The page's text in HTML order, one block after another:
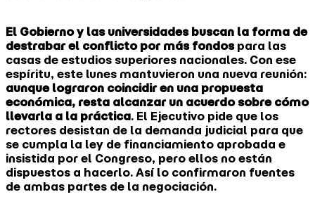
El Gobierno y las universidades buscan la forma de
destrabar el conflicto por más fondos para las
casas de estudios superiores nacionales. Con ese
espíritu, este lunes mantuvieron una nueva reunión:
aunque lograron coincidir en una propuesta
económica, resta alcanzar un acuerdo sobre cómo
llevarla a la práctica. El Ejecutivo pide que los
rectores desistan de la demanda judicial para que
se cumpla la ley de financiamiento aprobada e
insistida por el Congreso, pero ellos no están
dispuestos a hacerlo. Así lo confirmaron fuentes
de ambas partes de la negociación.